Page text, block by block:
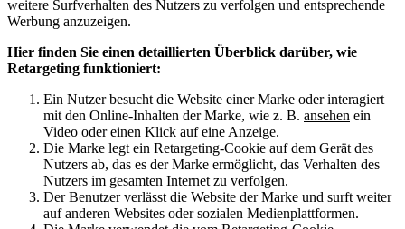
weitere Surfverhalten des Nutzers zu verfolgen und entsprechende
Werbung anzuzeigen.
Hier finden Sie einen detaillierten Überblick darüber, wie
Retargeting funktioniert:
Ein Nutzer besucht die Website einer Marke oder interagiert
mit den Online-Inhalten der Marke, wie z. B. ansehen ein
Video oder einen Klick auf eine Anzeige.
Die Marke legt ein Retargeting-Cookie auf dem Gerät des
Nutzers ab, das es der Marke ermöglicht, das Verhalten des
Nutzers im gesamten Internet zu verfolgen.
Der Benutzer verlässt die Website der Marke und surft weiter
auf anderen Websites oder sozialen Medienplattformen.